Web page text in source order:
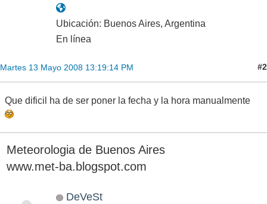
Ubicación: Buenos Aires, Argentina
En línea
Martes 13 Mayo 2008 13:19:14 PM #2
Que dificil ha de ser poner la fecha y la hora manualmente
Meteorologia de Buenos Aires
www.met-ba.blogspot.com
DeVeSt